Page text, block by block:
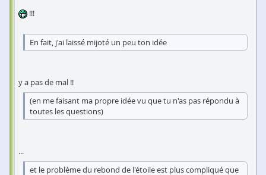
!!!
En fait, j'ai laissé mijoté un peu ton idée
y a pas de mal !!
(en me faisant ma propre idée vu que tu n'as pas répondu à
toutes les questions)
...
et le problème du rebond de l'étoile est plus compliqué que